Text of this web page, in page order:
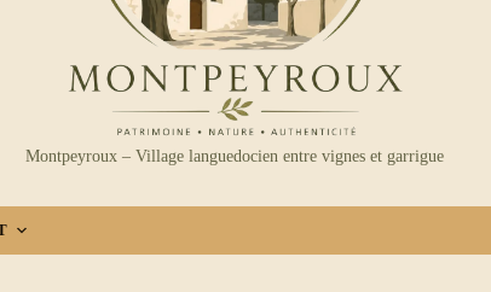
Montpeyroux – Village languedocien entre vignes et garrigue